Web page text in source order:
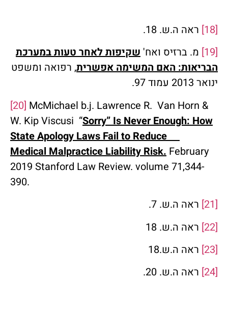
ראה ה.ש. 18.
מ. ברזיס ואח'שקיפות לאחר טעות במערכת
הבריאות: האם המשימה אפשרית, רפואה ומשפט
ינואר 2013 עמוד 97.
[20]McMichael b.j. Lawrence R. Van Horn &
W. Kip Viscusi “Sorry” Is Never Enough: How
State Apology Laws Fail to Reduce
Medical Malpractice Liability Risk.February
2019 Stanford Law Review. volume 71,344-
390.
ראה ה.ש. 7.
ראה ה.ש. 18
ראה ה.ש.18
ראה ה.ש. 20.